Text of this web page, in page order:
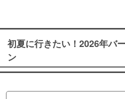
初夏に行きたい！2026年バ
ン